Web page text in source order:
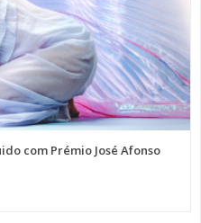
com Prémio José Afonso